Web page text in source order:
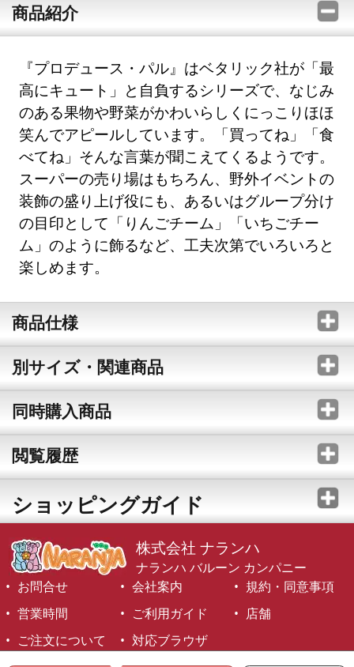
商品紹介
『プロデュース・パル』はベタリック社が「最
高にキュート」と自負するシリーズで、なじみ
のある果物や野菜がかわいらしくにっこりほほ
笑んでアピールしています。「買ってね」「食
べてね」そんな言葉が聞こえてくるようです。
スーパーの売り場はもちろん、野外イベントの
装飾の盛り上げ役にも、あるいはグループ分け
の目印として「りんごチーム」「いちごチー
ム」のように飾るなど、工夫次第でいろいろと
楽しめます。
商品仕様
別サイズ・関連商品
同時購入商品
閲覧履歴
ショッピングガイド
株式会社 ナランハ
ナランハ バルーン カンパニー
お問合せ
会社案内
規約・同意事項
営業時間
ご利用ガイド
店舗
ご注文について
対応ブラウザ
©1999-2026 NARANJA Inc. All Rights Reserved.